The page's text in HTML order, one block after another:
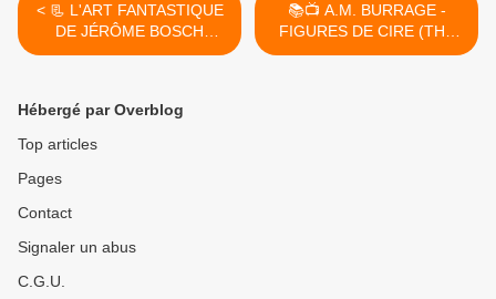
< 📃 L'ART FANTASTIQUE
DE JÉRÔME BOSCH
(2020)
📚📺 A.M. BURRAGE -
FIGURES DE CIRE (THE
WAXWORK , 1931) >
Hébergé par Overblog
Top articles
Pages
Contact
Signaler un abus
C.G.U.